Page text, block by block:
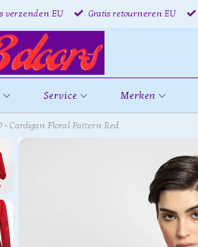
verzenden EU Gratis retourneren EU
Service Merken
- Cardigan Floral Pattern Red